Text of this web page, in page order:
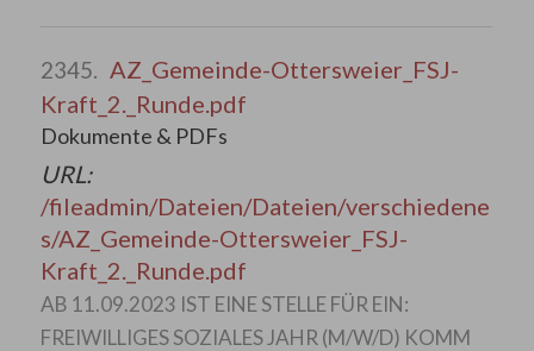
2345. AZ_Gemeinde-Ottersweier_FSJ-
Kraft_2._Runde.pdf
Dokumente & PDFs
URL:
/fileadmin/Dateien/Dateien/verschiedene
s/AZ_Gemeinde-Ottersweier_FSJ-
Kraft_2._Runde.pdf
AB 11.09.2023 IST EINE STELLE FÜR EIN:
FREIWILLIGES SOZIALES JAHR (M/W/D) KOMM